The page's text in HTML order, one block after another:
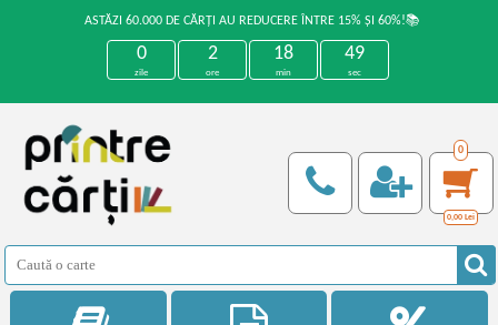
ASTĂZI 60.000 DE CĂRȚI AU REDUCERE ÎNTRE 15% ȘI 60%!📚
0
zile
2
ore
18
min
49
sec
0
0,00 Lei